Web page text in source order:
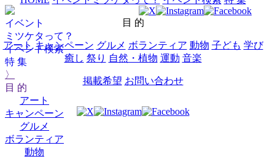
イベント
ミツケタって？
イベント検索
特 集
〉
目 的
アート
キャンペーン
グルメ
ボランティア
動物
目 的
アート キャンペーン グルメ ボランティア 動物 子ども 学び
癒し 祭り 自然・植物 運動 音楽
掲載希望 お問い合わせ